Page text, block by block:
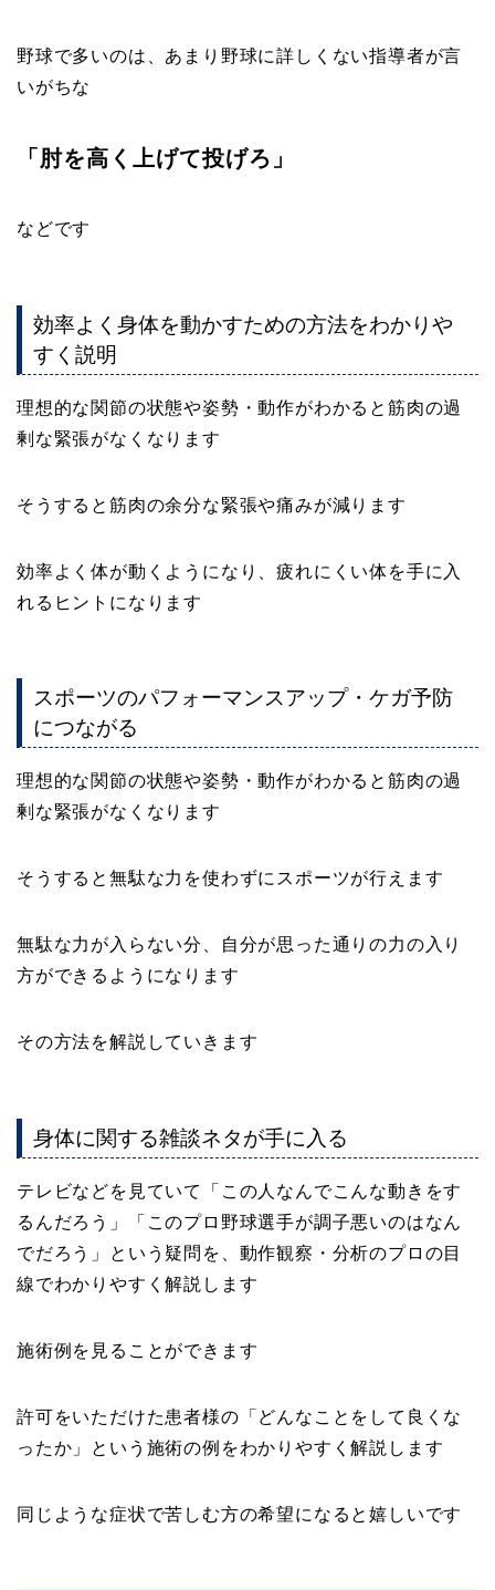
野球で多いのは、あまり野球に詳しくない指導者が言
いがちな
「肘を高く上げて投げろ」
などです
効率よく身体を動かすための方法をわかりや
すく説明
理想的な関節の状態や姿勢・動作がわかると筋肉の過
剰な緊張がなくなります
そうすると筋肉の余分な緊張や痛みが減ります
効率よく体が動くようになり、疲れにくい体を手に入
れるヒントになります
スポーツのパフォーマンスアップ・ケガ予防
につながる
理想的な関節の状態や姿勢・動作がわかると筋肉の過
剰な緊張がなくなります
そうすると無駄な力を使わずにスポーツが行えます
無駄な力が入らない分、自分が思った通りの力の入り
方ができるようになります
その方法を解説していきます
身体に関する雑談ネタが手に入る
テレビなどを見ていて「この人なんでこんな動きをす
るんだろう」「このプロ野球選手が調子悪いのはなん
でだろう」という疑問を、動作観察・分析のプロの目
線でわかりやすく解説します
施術例を見ることができます
許可をいただけた患者様の「どんなことをして良くな
ったか」という施術の例をわかりやすく解説します
同じような症状で苦しむ方の希望になると嬉しいです